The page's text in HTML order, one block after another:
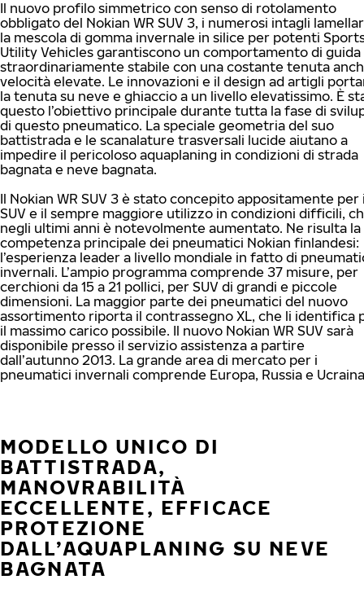
Il nuovo profilo simmetrico con senso di rotolamento
obbligato del Nokian WR SUV 3, i numerosi intagli
la mescola di gomma invernale in silice per potenti
Utility Vehicles garantiscono un comportamento di guida
straordinariamente stabile con una costante tenuta
velocità elevate. Le innovazioni e il design ad artigli
la tenuta su neve e ghiaccio a un livello elevatissimo. È
questo l’obiettivo principale durante tutta la fase di
di questo pneumatico. La speciale geometria del suo
battistrada e le scanalature trasversali lucide aiutano a
impedire il pericoloso aquaplaning in condizioni di strada
bagnata e neve bagnata.
Il Nokian WR SUV 3 è stato concepito appositamente per
SUV e il sempre maggiore utilizzo in condizioni difficili,
negli ultimi anni è notevolmente aumentato. Ne risulta la
competenza principale dei pneumatici Nokian finlandesi:
l’esperienza leader a livello mondiale in fatto di
invernali. L’ampio programma comprende 37 misure, per
cerchioni da 15 a 21 pollici, per SUV di grandi e piccole
dimensioni. La maggior parte dei pneumatici del nuovo
assortimento riporta il contrassegno XL, che li identifica
il massimo carico possibile. Il nuovo Nokian WR SUV sarà
disponibile presso il servizio assistenza a partire
dall’autunno 2013. La grande area di mercato per i
pneumatici invernali comprende Europa, Russia e
MODELLO UNICO DI
BATTISTRADA,
MANOVRABILITÀ
ECCELLENTE, EFFICACE
PROTEZIONE
DALL’AQUAPLANING SU NEVE
BAGNATA